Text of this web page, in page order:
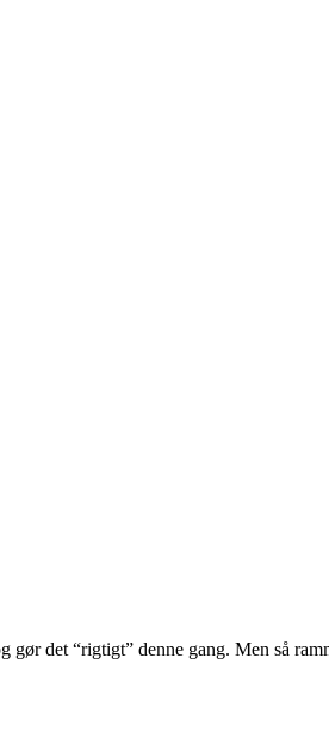
gør det “rigtigt” denne gang. Men så